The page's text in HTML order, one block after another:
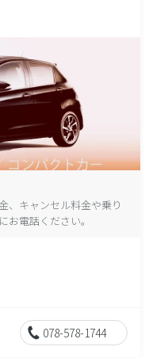
、キャンセル料金や乗り
電話ください。
078-578-1744